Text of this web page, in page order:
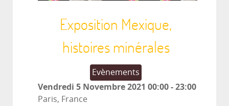
Exposition Mexique,
histoires minérales
Evènements
Vendredi 5 Novembre 2021 00:00-23:00
Paris, France